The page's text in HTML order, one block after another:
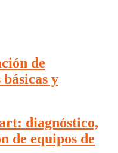
de
y
diagnóstico,
de equipos de